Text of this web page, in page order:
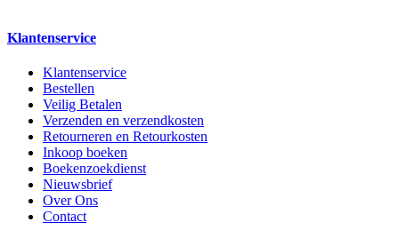
Klantenservice
Klantenservice
Bestellen
Veilig Betalen
Verzenden en verzendkosten
Retourneren en Retourkosten
Inkoop boeken
Boekenzoekdienst
Nieuwsbrief
Over Ons
Contact